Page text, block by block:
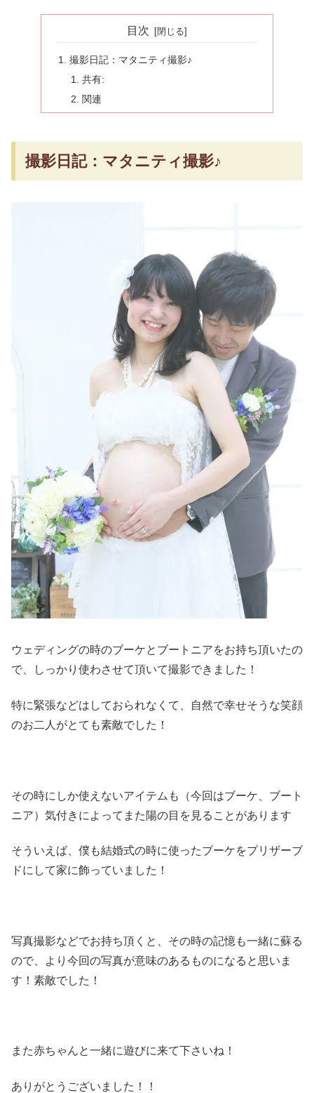
目次
撮影日記：マタニティ撮影♪
共有:
関連
撮影日記：マタニティ撮影♪
ウェディングの時のブーケとブートニアをお持ち頂いたの
で、しっかり使わさせて頂いて撮影できました！
特に緊張などはしておられなくて、自然で幸せそうな笑顔
のお二人がとても素敵でした！
その時にしか使えないアイテムも（今回はブーケ、ブート
ニア）気付きによってまた陽の目を見ることがあります
そういえば、僕も結婚式の時に使ったブーケをプリザーブ
ドにして家に飾っていました！
写真撮影などでお持ち頂くと、その時の記憶も一緒に蘇る
ので、より今回の写真が意味のあるものになると思いま
す！素敵でした！
また赤ちゃんと一緒に遊びに来て下さいね！
ありがとうございました！！